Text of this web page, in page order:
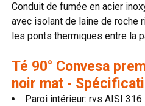
AJOUTER
LA
SÉLECTION
AU PANIER
Conduit de fumée en acier
avec isolant de laine de roche
les ponts thermiques entre la
Té 90° Convesa
noir mat -
Paroi intérieur: rvs AISI 316